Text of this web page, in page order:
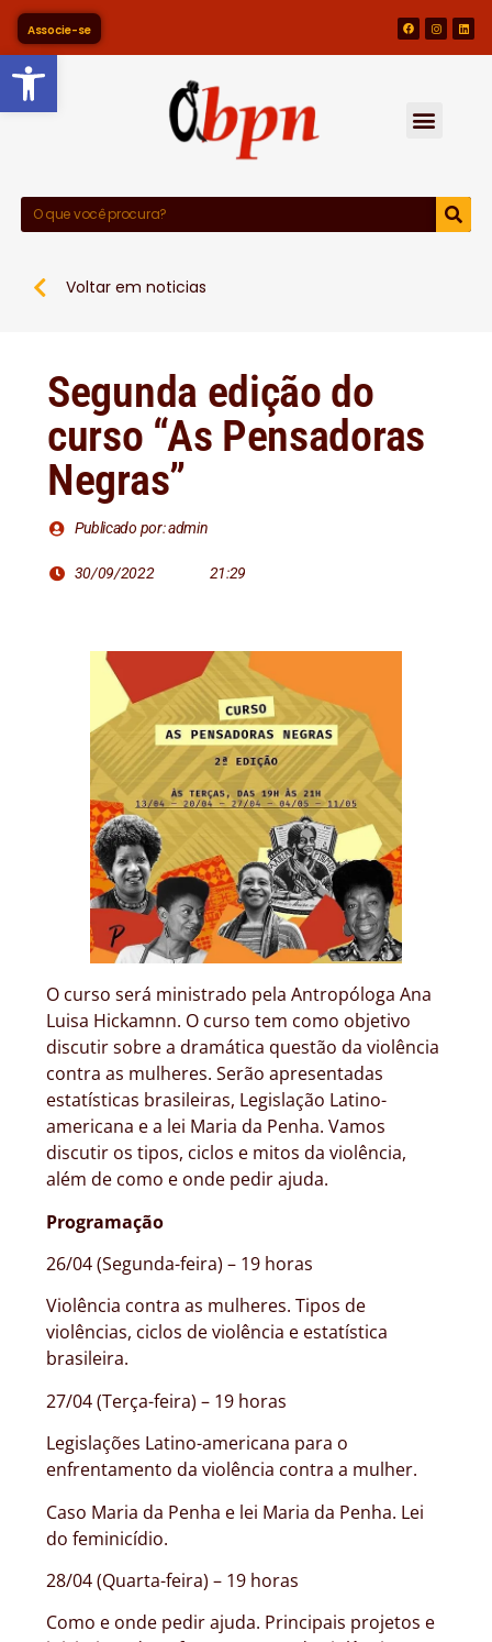
Barra de Ferramentas
Associe-se
Voltar em noticias
Segunda edição do
curso “As Pensadoras
Negras”
Publicado por: admin
30/09/2022 21:29
O curso será ministrado pela Antropóloga Ana
Luisa Hickamnn. O curso tem como objetivo
discutir sobre a dramática questão da violência
contra as mulheres. Serão apresentadas
estatísticas brasileiras, Legislação Latino-
americana e a lei Maria da Penha. Vamos
discutir os tipos, ciclos e mitos da violência,
além de como e onde pedir ajuda.
Programação
26/04 (Segunda-feira) – 19 horas
Violência contra as mulheres. Tipos de
violências, ciclos de violência e estatística
brasileira.
27/04 (Terça-feira) – 19 horas
Legislações Latino-americana para o
enfrentamento da violência contra a mulher.
Caso Maria da Penha e lei Maria da Penha. Lei
do feminicídio.
28/04 (Quarta-feira) – 19 horas
Como e onde pedir ajuda. Principais projetos e